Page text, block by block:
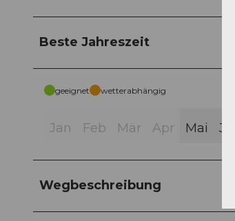
Beste Jahreszeit
geeignet wetterabhängig
Jan Feb Mär Apr Mai Jun
Wegbeschreibung